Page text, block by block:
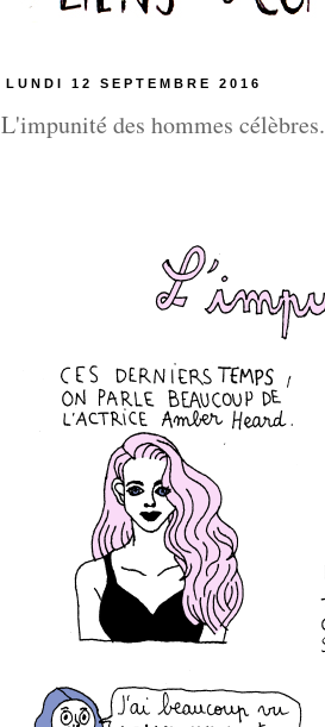
LUNDI 12 SEPTEMBRE 2016
L'impunité des hommes célèbres.